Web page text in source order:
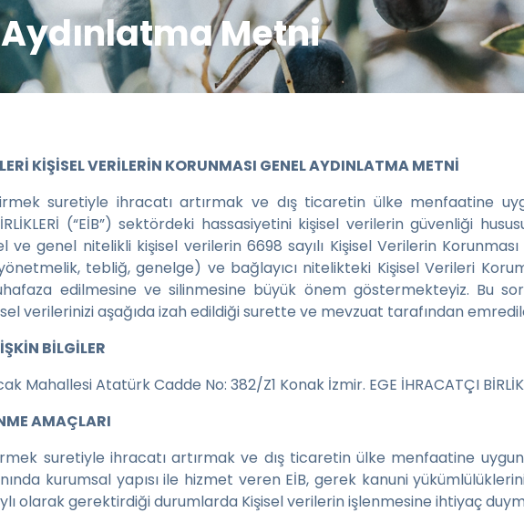
Metni
KİŞİSEL VERİLERİN KORUNMASI GENEL AYDINLATMA METNİ
suretiyle ihracatı artırmak ve dış ticaretin ülke menfaatine
(“EİB”) sektördeki hassasiyetini kişisel verilerin güvenliği
genel nitelikli kişisel verilerin 6698 sayılı Kişisel Verilerin
tebliğ, genelge) ve bağlayıcı nitelikteki Kişisel Verileri
edilmesine ve silinmesine büyük önem göstermekteyiz. Bu
verilerinizi aşağıda izah edildiği surette ve mevzuat tarafından
BİLGİLER
Mahallesi Atatürk Cadde No: 382/Z1 Konak İzmir. EGE İHRACATÇI
AMAÇLARI
suretiyle ihracatı artırmak ve dış ticaretin ülke menfaatine
kurumsal yapısı ile hizmet veren EİB, gerek kanuni
olarak gerektirdiği durumlarda Kişisel verilerin işlenmesine ihtiyaç